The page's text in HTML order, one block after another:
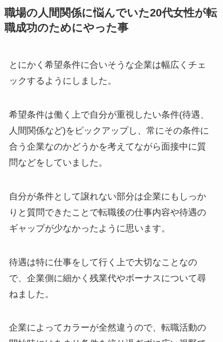
職場の人間関係に悩んでいた20代女性が転
職成功のためにやった事
とにかく希望条件に合いそうな企業は幅広くチェ
ックするようにしました。
希望条件は働く上で自分が重視したい条件(待遇、
人間関係など)をピックアップし、常にその条件に
合う企業なのかどうかを考えてながら面接中に質
問などをしていました。
自分が条件として譲れない部分は企業にもしっか
りと質問できたことで転職後の仕事内容や待遇の
ギャップが少なかったように思います。
待遇は特に仕事をして行く上で大切なことなの
で、企業側に細かく残業代やボーナスについて尋
ねました。
企業によってカラーが全然違うので、転職活動の